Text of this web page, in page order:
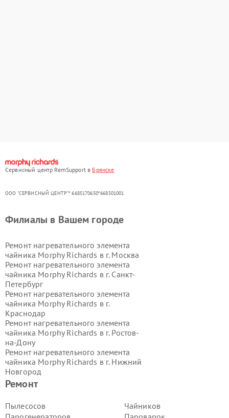
Сервисный центр RemSupport в Брянске
ООО "СЕРВИСНЫЙ ЦЕНТР"* 6685170650*668501001
Ремонт
Пылесосов
Чайников
Филиалы в Вашем городе
Ремонт нагревательного элемента
чайника Morphy Richards в г. Москва
Ремонт нагревательного элемента
чайника Morphy Richards в г. Санкт-
Петербург
Ремонт нагревательного элемента
чайника Morphy Richards в г.
Краснодар
Ремонт нагревательного элемента
чайника Morphy Richards в г. Ростов-
на-Дону
Ремонт нагревательного элемента
чайника Morphy Richards в г. Нижний
Новгород
Ремонт нагревательного элемента
чайника Morphy Richards в г.
Ремонт нагревательного элемента